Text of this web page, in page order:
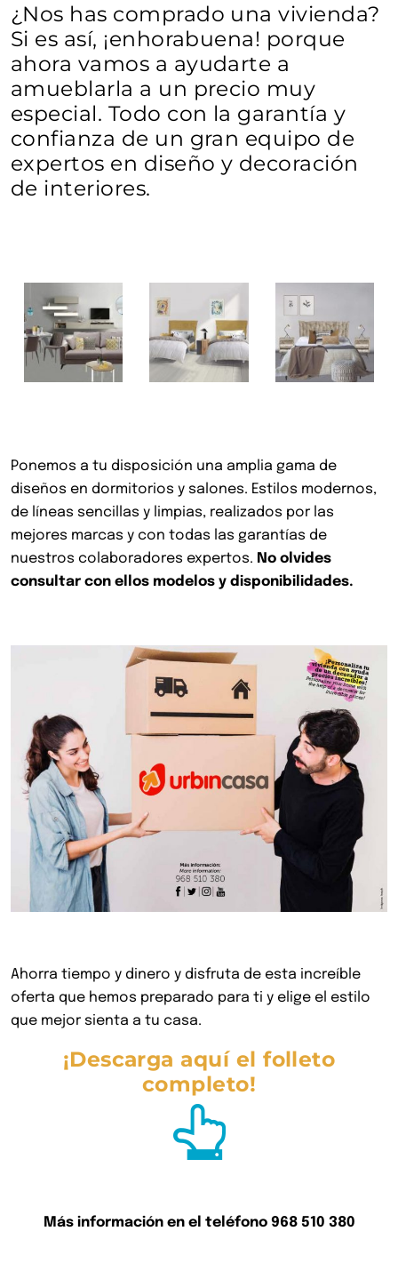
¿Nos has comprado una vivienda?
Si es así, ¡enhorabuena! porque
ahora vamos a ayudarte a
amueblarla a un precio muy
especial. Todo con la garantía y
confianza de un gran equipo de
expertos en diseño y decoración
de interiores.
Ponemos a tu disposición una amplia gama de
diseños en dormitorios y salones. Estilos modernos,
de líneas sencillas y limpias, realizados por las
mejores marcas y con todas las garantías de
nuestros colaboradores expertos. No olvides
consultar con ellos modelos y disponibilidades.
Ahorra tiempo y dinero y disfruta de esta increíble
oferta que hemos preparado para ti y elige el estilo
que mejor sienta a tu casa.
¡Descarga aquí el folleto
completo!
Más información en el teléfono 968 510 380